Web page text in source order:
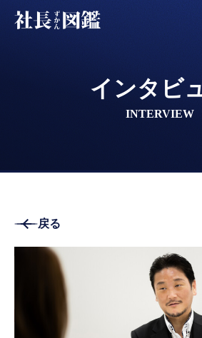
インタビ
INTERVIEW
戻る